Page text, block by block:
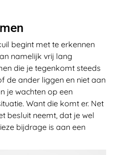
begint met te erkennen
namelijk vrij lang
die je tegenkomt steeds
de ander liggen en niet aan
je wachten op een
Want die komt er. Net
besluit neemt, dat je wel
bijdrage is aan een